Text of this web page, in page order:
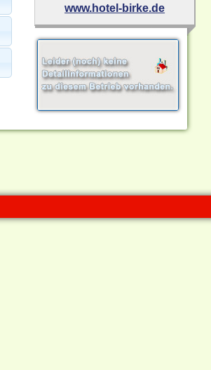
www.hotel-birke.de